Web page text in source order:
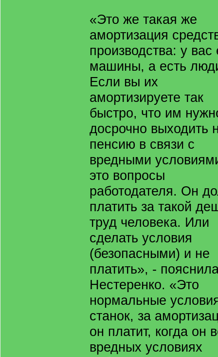
«Это же такая же
амортизация
производства: у вас
машины, а есть
Если вы их
амортизируете так
быстро, что им
досрочно выходить
пенсию в связи с
вредными
это вопросы
работодателя. Он
платить за такой
труд человека. Или
сделать условия
(безопасными) и не
платить», -
Нестеренко. «Это
нормальные
станок, за
он платит, когда он
вредных условиях